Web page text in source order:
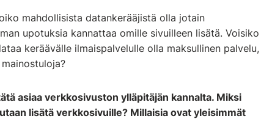
mahdollisista datankerääjistä olla jotain
upotuksia kannattaa omille sivuilleen lisätä. Voisiko
keräävälle ilmaispalvelulle olla maksullinen palvelu,
asiaa verkkosivuston ylläpitäjän kannalta. Miksi
lisätä verkkosivuille? Millaisia ovat yleisimmät